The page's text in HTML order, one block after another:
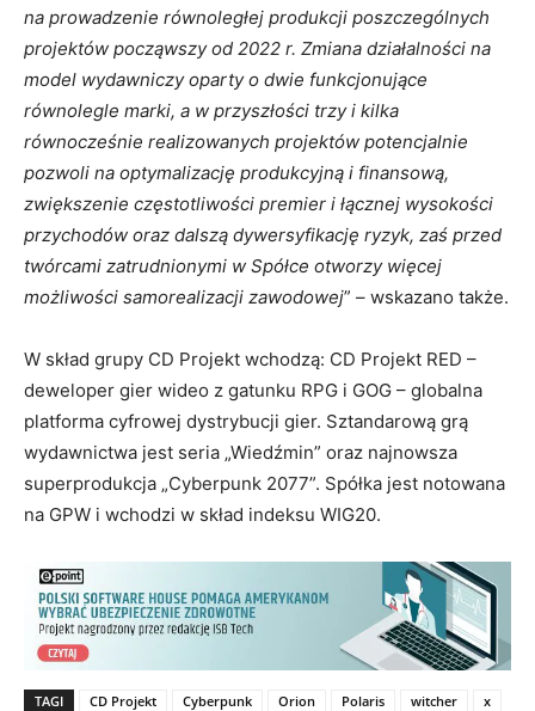
na prowadzenie równoległej produkcji poszczególnych
projektów począwszy od 2022 r. Zmiana działalności na
model wydawniczy oparty o dwie funkcjonujące
równolegle marki, a w przyszłości trzy i kilka
równocześnie realizowanych projektów potencjalnie
pozwoli na optymalizację produkcyjną i finansową,
zwiększenie częstotliwości premier i łącznej wysokości
przychodów oraz dalszą dywersyfikację ryzyk, zaś przed
twórcami zatrudnionymi w Spółce otworzy więcej
możliwości samorealizacji zawodowej” – wskazano także.
W skład grupy CD Projekt wchodzą: CD Projekt RED –
deweloper gier wideo z gatunku RPG i GOG – globalna
platforma cyfrowej dystrybucji gier. Sztandarową grą
wydawnictwa jest seria „Wiedźmin” oraz najnowsza
superprodukcja „Cyberpunk 2077”. Spółka jest notowana
na GPW i wchodzi w skład indeksu WIG20.
TAGI CD Projekt Cyberpunk Orion Polaris witcher x